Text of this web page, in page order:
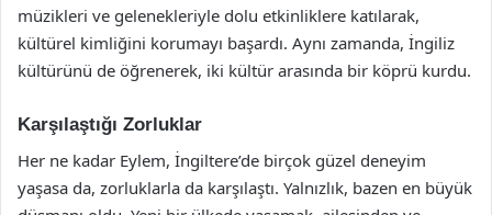
müzikleri ve gelenekleriyle dolu etkinliklere katılarak,
kültürel kimliğini korumayı başardı. Aynı zamanda, İngiliz
kültürünü de öğrenerek, iki kültür arasında bir köprü kurdu.
Karşılaştığı Zorluklar
Her ne kadar Eylem, İngiltere’de birçok güzel deneyim
yaşasa da, zorluklarla da karşılaştı. Yalnızlık, bazen en büyük